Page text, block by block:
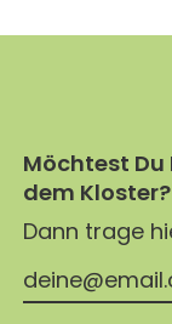
Möchtest
dem Kloster?
Dann trage